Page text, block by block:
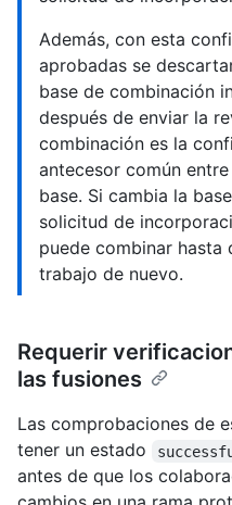
Además, con esta
aprobadas se
base de combinación
después de enviar la
combinación es la
antecesor común
base. Si cambia la
solicitud de
puede combinar hasta
trabajo de nuevo.
Requerir
las fusiones
Las comprobaciones de
tener un estado
antes de que los